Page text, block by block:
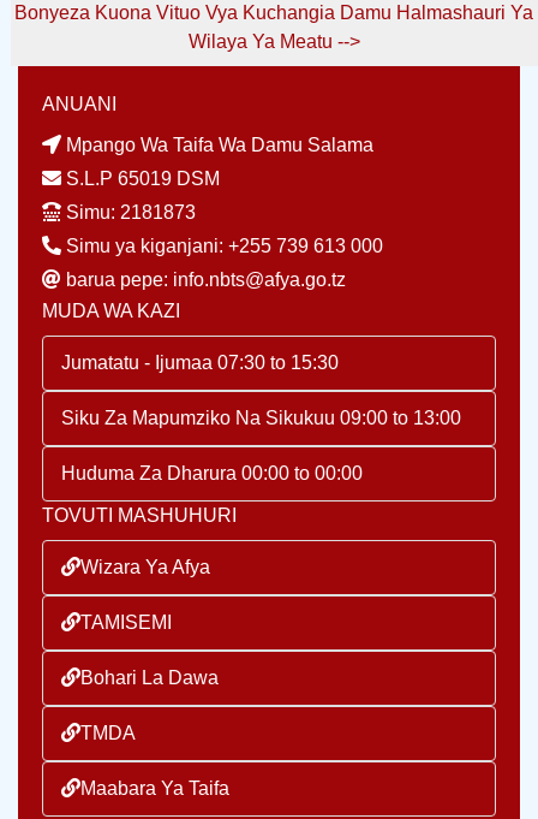
Bonyeza Kuona Vituo Vya Kuchangia Damu Halmashauri Ya
Wilaya Ya Meatu -->
ANUANI
Mpango Wa Taifa Wa Damu Salama
S.L.P 65019 DSM
Simu: 2181873
Simu ya kiganjani: +255 739 613 000
barua pepe: info.nbts@afya.go.tz
MUDA WA KAZI
Jumatatu - Ijumaa 07:30 to 15:30
Siku Za Mapumziko Na Sikukuu 09:00 to 13:00
Huduma Za Dharura 00:00 to 00:00
TOVUTI MASHUHURI
Wizara Ya Afya
TAMISEMI
Bohari La Dawa
TMDA
Maabara Ya Taifa